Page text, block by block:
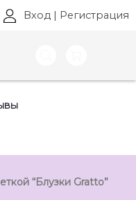
Вход | Регистрация
“Блузки Gratto”